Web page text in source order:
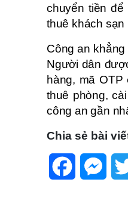
chuyển tiền để
thuê khách sạn
Công an
Người dân
hàng, mã
thuê phòng,
công an gần
Chia sẻ bài
Facebook